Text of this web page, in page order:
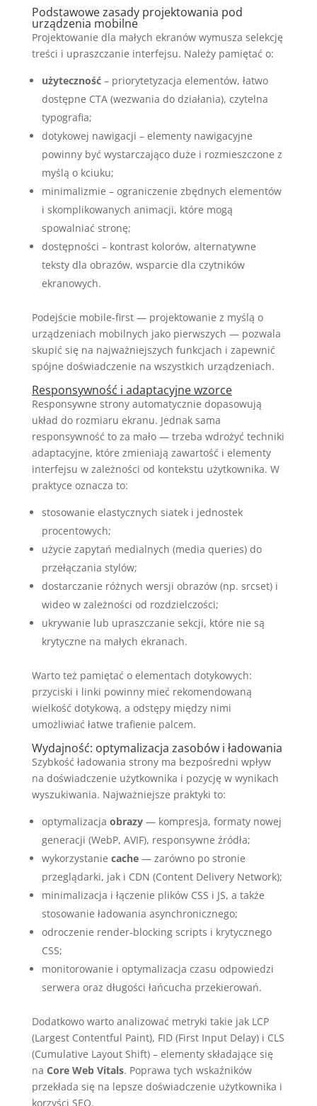
Podstawowe zasady projektowania pod
urządzenia mobilne
Projektowanie dla małych ekranów wymusza selekcję
treści i upraszczanie interfejsu. Należy pamiętać o:
użyteczność– priorytetyzacja elementów, łatwo
dostępne CTA (wezwania do działania), czytelna
typografia;
dotykowej nawigacji – elementy nawigacyjne
powinny być wystarczająco duże i rozmieszczone z
myślą o kciuku;
minimalizmie – ograniczenie zbędnych elementów
i skomplikowanych animacji, które mogą
spowalniać stronę;
dostępności – kontrast kolorów, alternatywne
teksty dla obrazów, wsparcie dla czytników
ekranowych.
Podejście mobile-first — projektowanie z myślą o
urządzeniach mobilnych jako pierwszych — pozwala
skupić się na najważniejszych funkcjach i zapewnić
spójne doświadczenie na wszystkich urządzeniach.
Responsywność i adaptacyjne wzorce
Responsywne strony automatycznie dopasowują
układ do rozmiaru ekranu. Jednak sama
responsywność to za mało — trzeba wdrożyć techniki
adaptacyjne, które zmieniają zawartość i elementy
interfejsu w zależności od kontekstu użytkownika. W
praktyce oznacza to:
stosowanie elastycznych siatek i jednostek
procentowych;
użycie zapytań medialnych (media queries) do
przełączania stylów;
dostarczanie różnych wersji obrazów (np. srcset) i
wideo w zależności od rozdzielczości;
ukrywanie lub upraszczanie sekcji, które nie są
krytyczne na małych ekranach.
Warto też pamiętać o elementach dotykowych:
przyciski i linki powinny mieć rekomendowaną
wielkość dotykową, a odstępy między nimi
umożliwiać łatwe trafienie palcem.
Wydajność: optymalizacja zasobów i ładowania
Szybkość ładowania strony ma bezpośredni wpływ
na doświadczenie użytkownika i pozycję w wynikach
wyszukiwania. Najważniejsze praktyki to:
optymalizacja obrazy— kompresja, formaty nowej
generacji (WebP, AVIF), responsywne źródła;
wykorzystanie cache— zarówno po stronie
przeglądarki, jak i CDN (Content Delivery Network);
minimalizacja i łączenie plików CSS i JS, a także
stosowanie ładowania asynchronicznego;
odroczenie render-blocking scripts i krytycznego
CSS;
monitorowanie i optymalizacja czasu odpowiedzi
serwera oraz długości łańcucha przekierowań.
Dodatkowo warto analizować metryki takie jak LCP
(Largest Contentful Paint), FID (First Input Delay) i CLS
(Cumulative Layout Shift) – elementy składające się
na Core Web Vitals. Poprawa tych wskaźników
przekłada się na lepsze doświadczenie użytkownika i
korzyści SEO.